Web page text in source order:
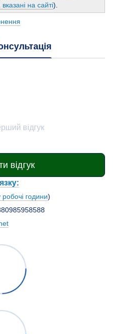
на сайті).
відгук
відгук
робочі години)